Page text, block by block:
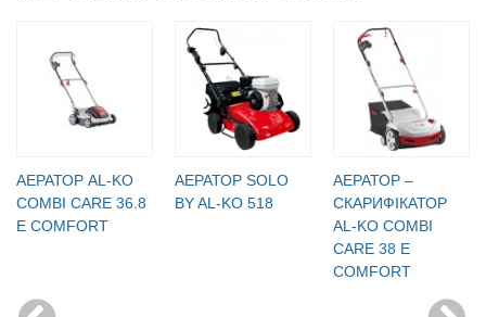
АЕРАТОР AL-KO
COMBI CARE 36.8
E COMFORT
АЕРАТОР SOLO
BY AL-KO 518
АЕРАТОР –
СКАРИФІКАТОР
AL-KO COMBI
CARE 38 E
COMFORT